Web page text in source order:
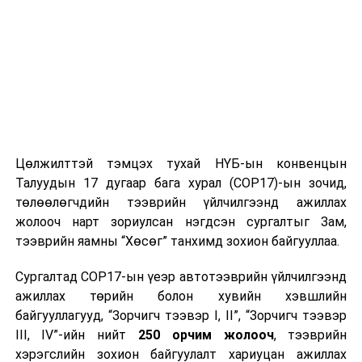
цаг агаарын урьдчилсан төлөв
25-нд төв болон зүүн аймгуудын нутгийн зарим газар,
говийн аймгуудын нутгийн зүүн хэсгээр, 26-нд
Хэнтийн уулархаг нутаг болон говийн бүс нутгийн
25-нд говь, тал, хээрийн нутгаар, 28-нд Алтайн салбар
уулсаар секундэд 14-16 метр хүрч ширүүснэ. Ихэнх
нутгаар хүйтний эрч чангарч Дархадын хотгор, Завхан
голын эх, Хүрэнбэлчир орчим, Идэр, Тэс, Байдраг
голын хөндийгөөр шөнөдөө 38-43 хэм, өдөртөө 27-
Цөлжилттэй тэмцэх тухай НҮБ-ын конвенцын
Талуудын 17 дугаар бага хурал (COP17)-ын зочид,
төлөөлөгчдийн тээврийн үйлчилгээнд ажиллах
жолооч нарт зориулсан нэгдсэн сургалтыг Зам,
тээврийн яамны “Хөсөг” танхимд зохион байгууллаа.
Сургалтад COP17-ын үеэр автотээврийн үйлчилгээнд
ажиллах төрийн болон хувийн хэвшлийн
байгууллагууд, “Зорчигч тээвэр I, II”, “Зорчигч тээвэр
III, IV”-ийн нийт 250 орчим жолооч, тээврийн
хэрэгслийн зохион байгуулалт хариуцан ажиллах